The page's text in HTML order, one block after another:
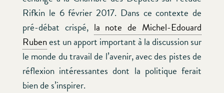
Rifkin le 6 février 2017. Dans ce contexte de
pré-débat crispé, la note de Michel-Edouard
Rubenest un apport important à la discussion sur
le monde du travail de l’avenir, avec des pistes de
réflexion intéressantes dont la politique ferait
bien de s’inspirer.